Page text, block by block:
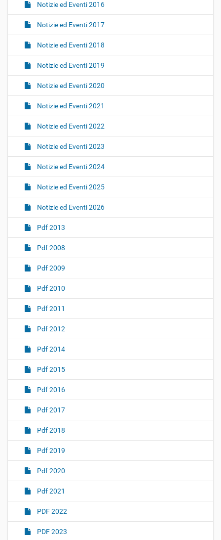
Notizie ed Eventi 2016
Notizie ed Eventi 2017
Notizie ed Eventi 2018
Notizie ed Eventi 2019
Notizie ed Eventi 2020
Notizie ed Eventi 2021
Notizie ed Eventi 2022
Notizie ed Eventi 2023
Notizie ed Eventi 2024
Notizie ed Eventi 2025
Notizie ed Eventi 2026
Pdf 2013
Pdf 2008
Pdf 2009
Pdf 2010
Pdf 2011
Pdf 2012
Pdf 2014
Pdf 2015
Pdf 2016
Pdf 2017
Pdf 2018
Pdf 2019
Pdf 2020
Pdf 2021
PDF 2022
PDF 2023